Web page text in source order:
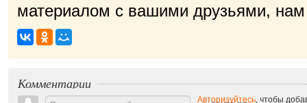
материалом с вашими друзьями,
Комментарии
Авторизуйтесь, чтобы